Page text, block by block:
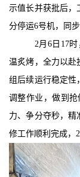
示值长并获批后，
分停运6号机，同
2月6日17
温炙烤，全力以赴
组后续运行稳定性
调整作业，做到
力、争分夺秒，精
修工作顺利完成，